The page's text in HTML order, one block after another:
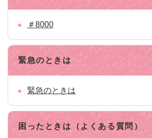
＃8000
緊急のときは
緊急のときは
困ったときは（よくある質問）